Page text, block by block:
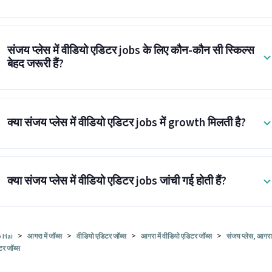
संजय प्लेस में वीडियो एडिटर jobs के लिए कौन-कौन सी स्किल्स
बेहद जरूरी हैं?
क्या संजय प्लेस में वीडियो एडिटर jobs में growth मिलती है?
क्या संजय प्लेस में वीडियो एडिटर jobs जांची गई होती हैं?
Hai > आगरा में जॉब्स > वीडियो एडिटर जॉब्स > आगरा में वीडियो एडिटर जॉब्स > संजय प्लेस, आगरा
जॉब्स